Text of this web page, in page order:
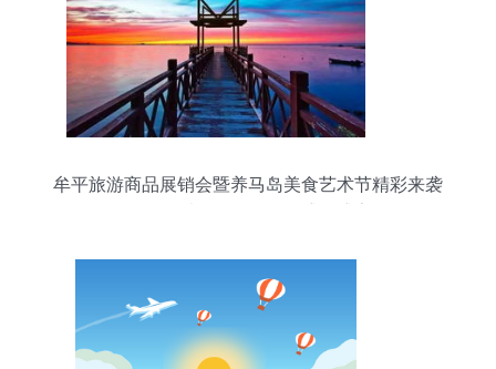
牟平旅游商品展销会暨养马岛美食艺术节精彩来袭